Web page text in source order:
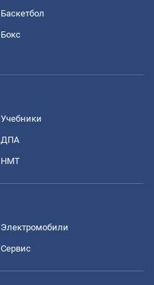
Баскетбол
Бокс
Учебники
ДПА
НМТ
Электромобили
Сервис